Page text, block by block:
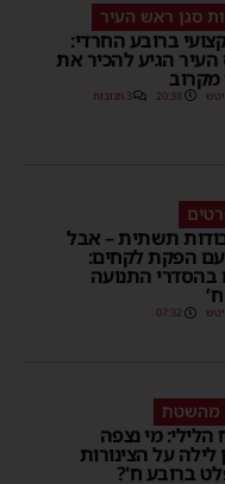
סגן ראש העיר
ברובע החרדי:
הגיע להכיר את
20:38 3 תגובות
תשתית – אבל
הפקת לקחים:
בהסדרי התנועה
07:32
מהשטח
הלילי: מי נצפה
לילה על הצינורות
ברובע ח'?